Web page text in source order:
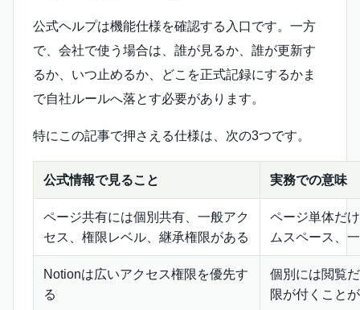
公式ヘルプは機能仕様を確認する入口です。一方
で、会社で使う場合は、誰が見るか、誰が更新す
るか、いつ止めるか、どこを正式記録にするかま
で自社ルールへ落とす必要があります。
特にこの記事で押さえる仕様は、次の3つです。
公式情報で見ること 実務での意味
ページ共有には個別共有、一般アク
セス、権限レベル、継承権限がある
ページ単体だ
ムスペース、
Notionは広いアクセス権限を優先す
る
個別には閲覧
限が付くこと